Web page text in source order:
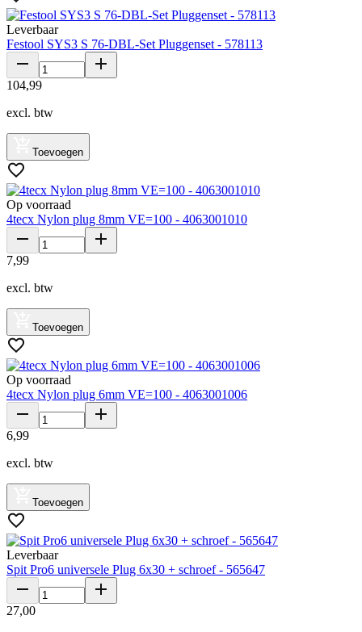
Leverbaar
Festool SYS3 S 76-DBL-Set Pluggenset - 578113
104,99
excl. btw
Toevoegen
Op voorraad
4tecx Nylon plug 8mm VE=100 - 4063001010
7,99
excl. btw
Toevoegen
Op voorraad
4tecx Nylon plug 6mm VE=100 - 4063001006
6,99
excl. btw
Toevoegen
Leverbaar
Spit Pro6 universele Plug 6x30 + schroef - 565647
27,00